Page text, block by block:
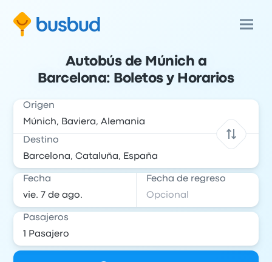
Autobús de Múnich a
Barcelona: Boletos y Horarios
Origen
Destino
Fecha Fecha de regreso
Pasajeros